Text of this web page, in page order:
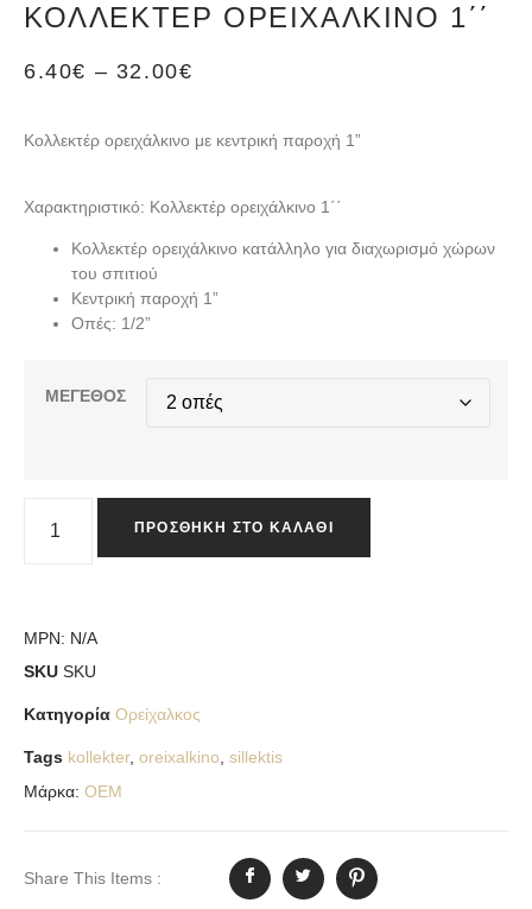
ΚΟΛΛΕΚΤΈΡ ΟΡΕΙΧΆΛΚΙΝΟ 1΄΄
6.40€ – 32.00€
Κολλεκτέρ ορειχάλκινο με κεντρική παροχή 1”
Χαρακτηριστικό: Κολλεκτέρ ορειχάλκινο 1΄΄
Κολλεκτέρ ορειχάλκινο κατάλληλο για διαχωρισμό χώρων
του σπιτιού
Κεντρική παροχή 1”
Οπές: 1/2”
ΜΕΓΕΘΟΣ
ΠΡΟΣΘΉΚΗ ΣΤΟ ΚΑΛΆΘΙ
MPN: N/A
SKU SKU
Κατηγορία Ορείχαλκος
Tags kollekter, oreixalkino sillektis
Μάρκα: OEM
Share This Items :